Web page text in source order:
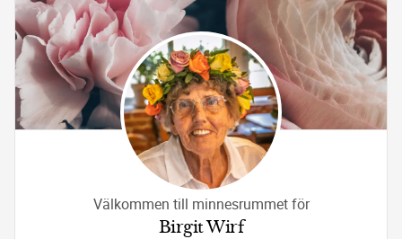
Välkommen till minnesrummet för
Birgit Wirf